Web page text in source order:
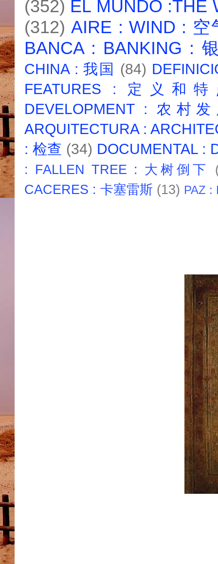
(352) EL MUNDO :THE
(312) AIRE : WIND : 空
BANCA : BANKING :
CHINA : 我国 (84)
FEATURES : 定义和
DEVELOPMENT : 农村
ARQUITECTURA :
: 检查 (34) DOCUMENTAL :
: FALLEN TREE : 大树倒下
CACERES : 卡塞雷斯 (13) PAZ :